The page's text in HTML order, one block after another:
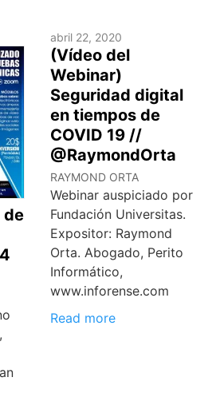
de
abril 22, 2020
(Vídeo del
Webinar)
Seguridad digital
en tiempos de
COVID 19 //
@RaymondOrta
RAYMOND ORTA
Webinar auspiciado por
Fundación Universitas.
Expositor: Raymond
Orta. Abogado, Perito
Informático,
www.inforense.com
Read more